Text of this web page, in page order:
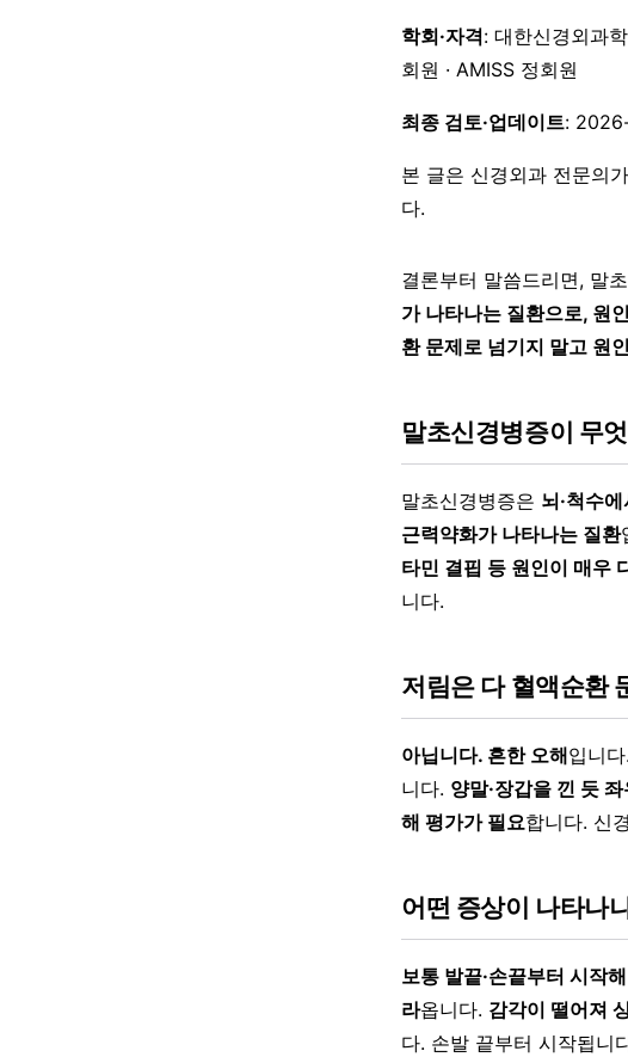
학회·자격: 대한신경외과
회원 · AMISS 정회원
최종 검토·업데이트:
본 글은 신경외과 전문의
다.
결론부터 말씀드리면, 말
가 나타나는 질환으로, 원
환 문제로 넘기지 말고 원
말초신경병증이 무
말초신경병증은 뇌·척수
근력약화가 나타나는 질환
타민 결핍 등 원인이 매우
니다.
저림은 다 혈액순환
아닙니다. 흔한 오해입니다.
니다. 양말·장갑을 낀 듯
해 평가가 필요합니다. 신
어떤 증상이 나타나
보통 발끝·손끝부터 시작
라옵니다. 감각이 떨어져
다. 손발 끝부터 시작됩니